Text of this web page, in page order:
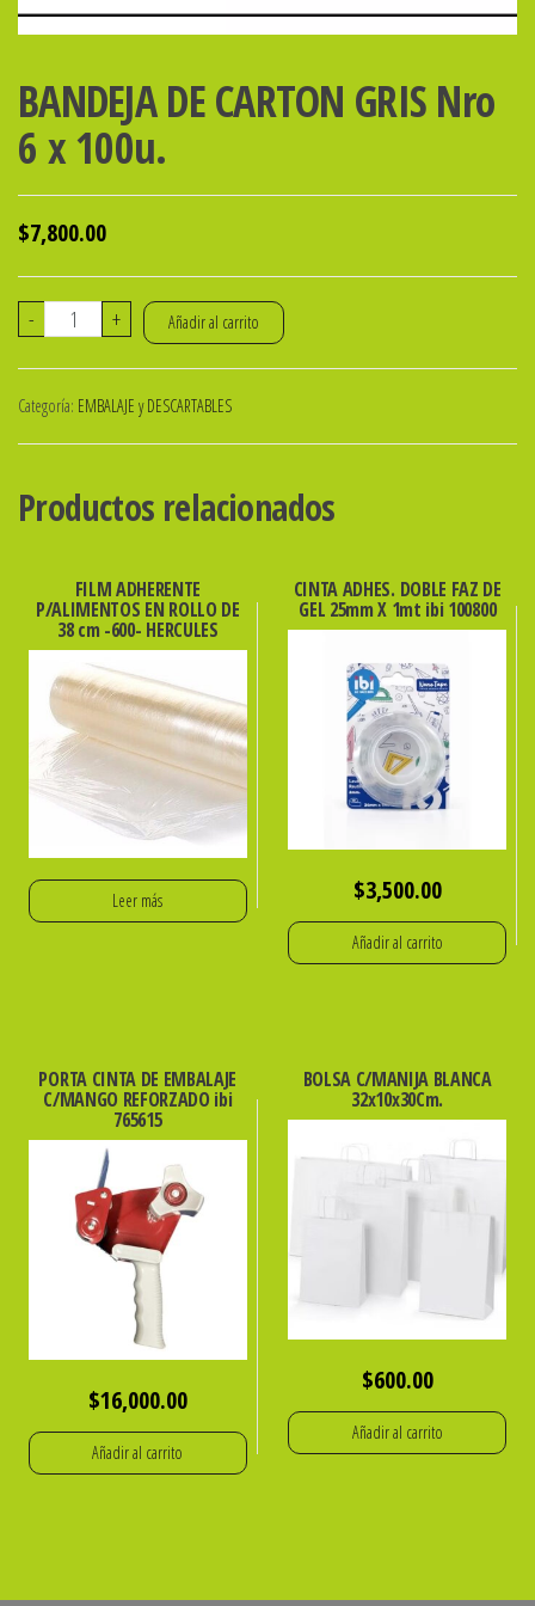
BANDEJA DE CARTON GRIS Nro
6 x 100u.
$7,800.00
-
BANDEJA
GRIS
Nro
x
cantidad
+ Añadir al carrito
Categoría: EMBALAJE y DESCARTABLES
Productos relacionados
FILM ADHERENTE
P/ALIMENTOS EN ROLLO DE
38 cm -600- HERCULES
Leer más
CINTA ADHES. DOBLE FAZ DE
GEL 25mm X 1mt ibi 100800
$3,500.00
Añadir al carrito
PORTA CINTA DE EMBALAJE
C/MANGO REFORZADO ibi
765615
$16,000.00
Añadir al carrito
BOLSA C/MANIJA BLANCA
32x10x30Cm.
$600.00
Añadir al carrito